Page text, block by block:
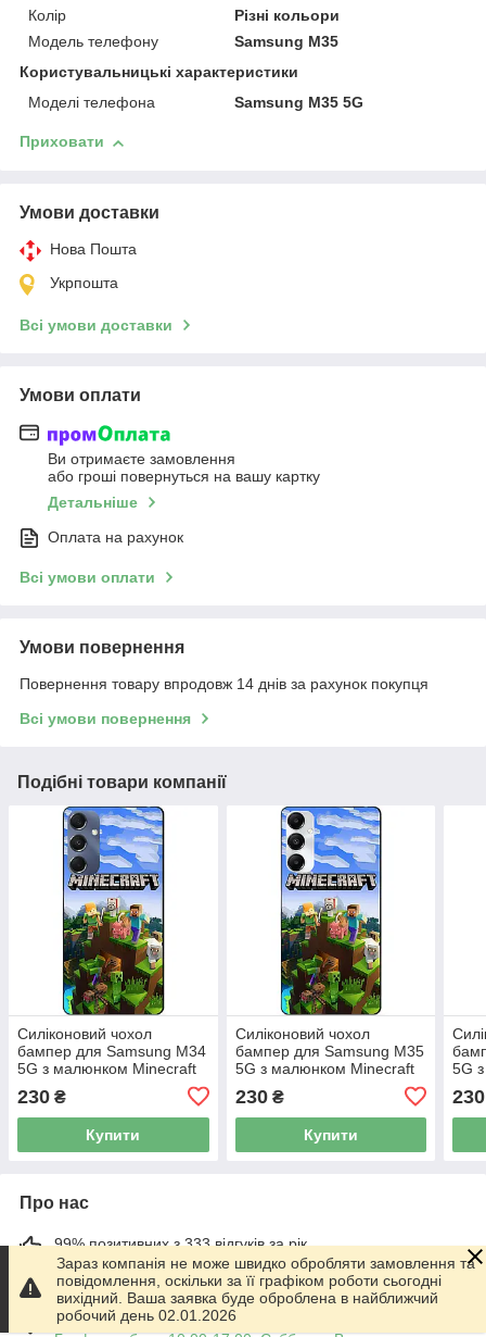
Колір
Різні кольори
Модель телефону
Samsung M35
Користувальницькі характеристики
Моделі телефона
Samsung M35 5G
Приховати
Умови доставки
Нова Пошта
Укрпошта
Всі умови доставки
Умови оплати
Ви отримаєте замовлення
або гроші повернуться на вашу картку
Детальніше
Оплата на рахунок
Всі умови оплати
Умови повернення
Повернення товару впродовж 14 днів за рахунок покупця
Всі умови повернення
Подібні товари компанії
Силіконовий чохол
бампер для Samsung M34
5G з малюнком Minecraft
230 ₴
Купити
Силіконовий чохол
бампер для Samsung M35
5G з малюнком Minecraft
230₴
Купити
5G
230
Про нас
99% позитивних з 333 відгуків за рік
Працює з 01.06.2014
м. Харків
Зараз компанія не може швидко обробляти замовлення та
повідомлення, оскільки за її графіком роботи сьогодні
вихідний. Ваша заявка буде оброблена в найближчий
робочий день 02.01.2026